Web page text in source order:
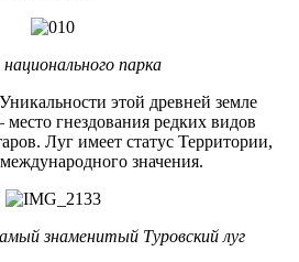
национального парка
Уникальности этой древней земле
гнездования редких видов
Луг имеет статус Территории,
значения.
знаменитый Туровский луг